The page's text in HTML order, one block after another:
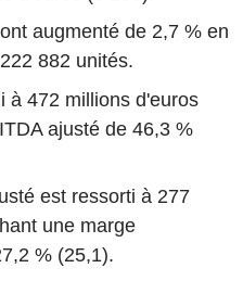
augmenté de 2,7 % en
882 unités.
à 472 millions d'euros
ajusté de 46,3 %
est ressorti à 277
une marge
% (25,1).